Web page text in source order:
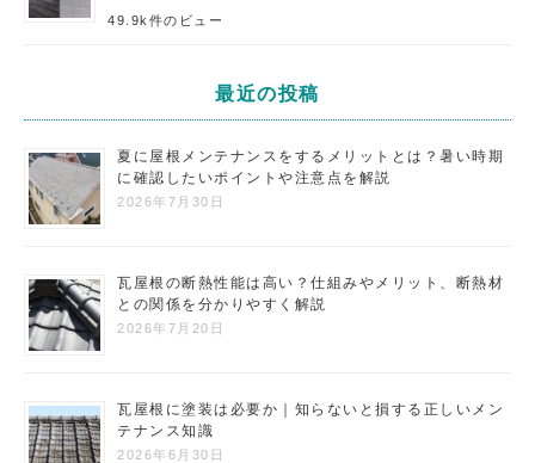
49.9k件のビュー
最近の投稿
夏に屋根メンテナンスをするメリットとは？暑い時期
に確認したいポイントや注意点を解説
2026年7月30日
瓦屋根の断熱性能は高い？仕組みやメリット、断熱材
との関係を分かりやすく解説
2026年7月20日
瓦屋根に塗装は必要か｜知らないと損する正しいメン
テナンス知識
2026年6月30日